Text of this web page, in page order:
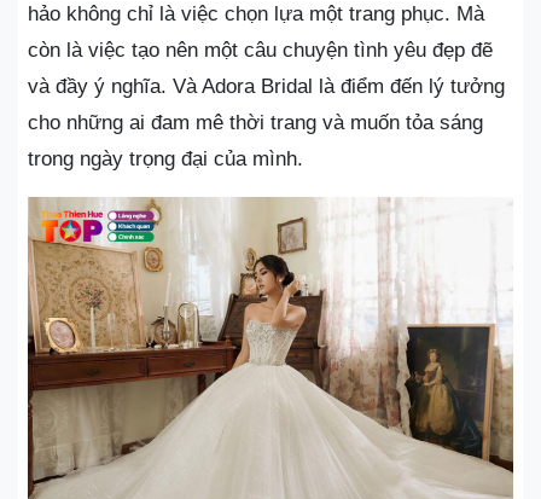
hảo không chỉ là việc chọn lựa một trang phục. Mà
còn là việc tạo nên một câu chuyện tình yêu đẹp đẽ
và đầy ý nghĩa. Và Adora Bridal là điểm đến lý tưởng
cho những ai đam mê thời trang và muốn tỏa sáng
trong ngày trọng đại của mình.